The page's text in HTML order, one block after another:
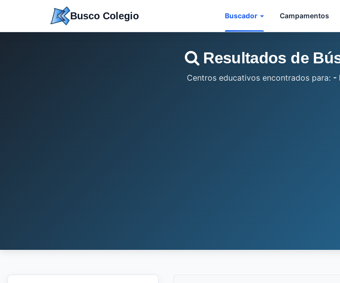
Busco Colegio Buscador Campamentos
Resultados de
Centros educativos encontrados para: -